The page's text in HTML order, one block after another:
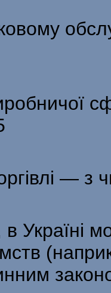
—
Україні